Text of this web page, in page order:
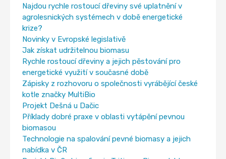
Najdou rychle rostoucí dřeviny své uplatnění v
agrolesnických systémech v době energetické
krize?
Novinky v Evropské legislativě
Jak získat udržitelnou biomasu
Rychle rostoucí dřeviny a jejich pěstování pro
energetické využití v současné době
Zápisky z rozhovoru o společnosti vyrábějící české
kotle značky MultiBio
Projekt Dešná u Dačic
Příklady dobré praxe v oblasti vytápění pevnou
biomasou
Technologie na spalování pevné biomasy a jejich
nabídka v ČR